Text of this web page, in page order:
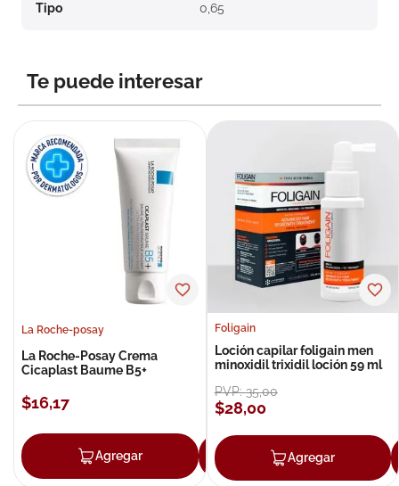
Tipo 0,65
Te puede interesar
La Roche-posay
La Roche-Posay Crema
Cicaplast Baume B5+
$16,17
Agregar Agregar
Foligain
Loción capilar foligain men
minoxidil trixidil loción 59 ml
PVP:35,00
$28,00
Agregar
10.pañales